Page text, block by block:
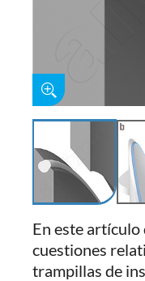
En este
cuestiones
trampillas de